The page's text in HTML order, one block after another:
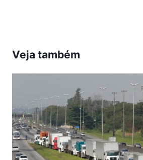
Veja também